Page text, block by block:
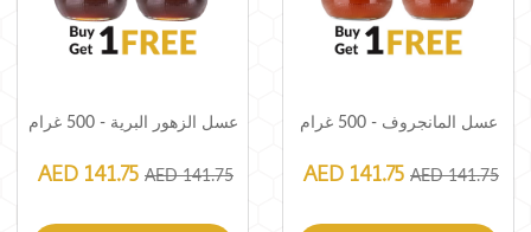
عسل المانجروف - 500 غرام
AED 141.75 AED 141.75
عسل الزهور البرية - 500 غرام
AED 141.75 AED 141.75